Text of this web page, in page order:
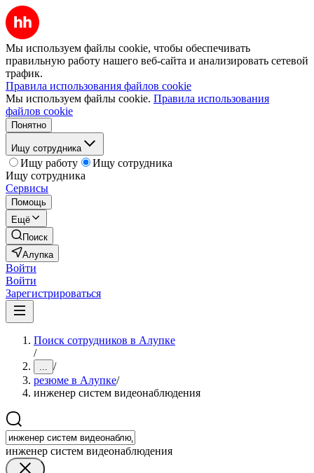
Мы используем файлы cookie, чтобы обеспечивать
правильную работу нашего веб-сайта и анализировать сетевой
трафик.
Правила использования файлов cookie
Мы используем файлы cookie. Правила использования
файлов cookie
Понятно
Ищу сотрудника
Ищу работу
Ищу сотрудника
Ищу сотрудника
Сервисы
Помощь
Ещё
Поиск
Алупка
Войти
Войти
Зарегистрироваться
Поиск сотрудников в Алупке
/
... /
резюме в Алупке/
инженер систем видеонаблюдения
инженер систем видеонаблюдения